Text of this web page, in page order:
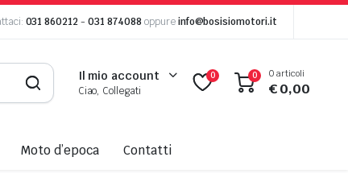
031 860212-031 874088oppure info@bosisiomotori.it
Il mio account
Ciao, Collegati
0 0 0 articoli
€0,00
Moto d’epoca Contatti